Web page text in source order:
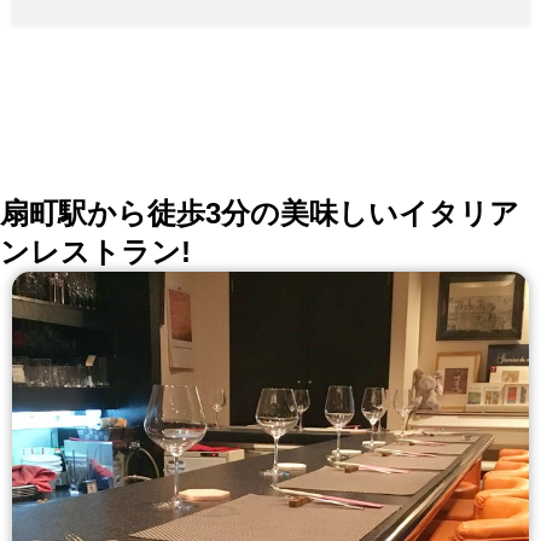
扇町駅から徒歩3分の美味しいイタリア
ンレストラン!